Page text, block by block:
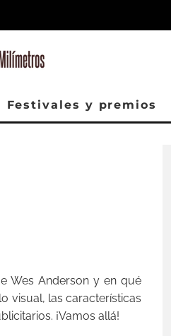
Festivales y premios
Wes Anderson y en qué
visual, las características
¡Vamos allá!